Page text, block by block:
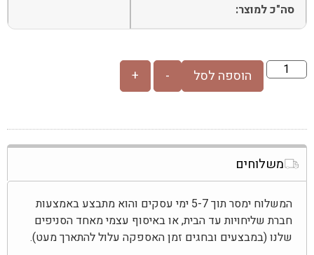
סה"כ למוצר:
-
+ הוספה לסל
משלוחים
המשלוח ימסר תוך 5-7 ימי עסקים והוא מתבצע באמצעות
חברת שליחויות עד הבית, או באיסוף עצמי מאחד הסניפים
שלנו (במבצעים ובחגים זמן האספקה עלול להתארך מעט).